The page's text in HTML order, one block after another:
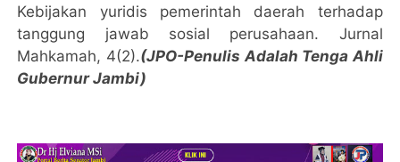
Kebijakan yuridis pemerintah daerah terhadap
tanggung jawab sosial perusahaan. Jurnal
Mahkamah, 4(2).(JPO-Penulis Adalah Tenga Ahli
Gubernur Jambi)